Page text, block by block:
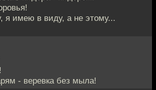
я имею в виду, а не этому...
- веревка без мыла!